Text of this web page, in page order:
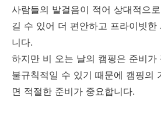
사람들의 발걸음이 적어 상대적으
길 수 있어 더 편안하고 프라이빗한
니다.
하지만 비 오는 날의 캠핑은 준비가
불규칙적일 수 있기 때문에 캠핑의
면 적절한 준비가 중요합니다.